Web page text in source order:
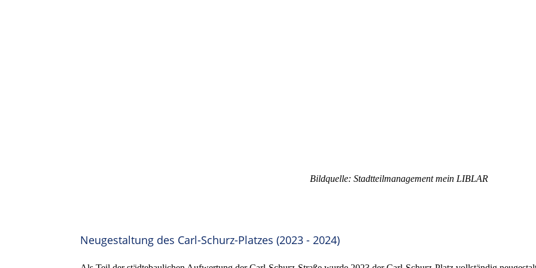
Bildquelle: Stadtteilmanagement mein LIBLAR
Neugestaltung des Carl-Schurz-Platzes (2023 - 2024)